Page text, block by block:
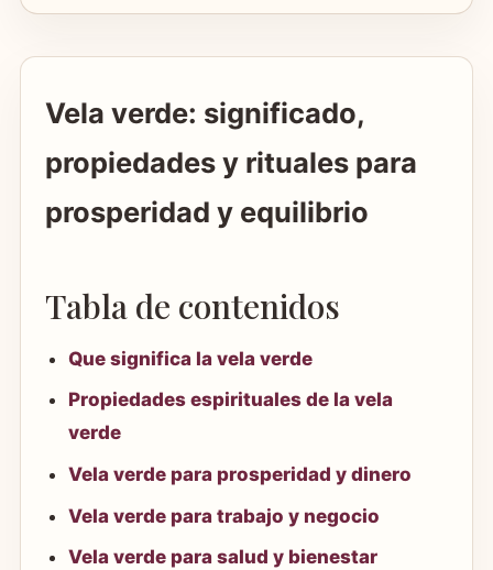
Vela verde: significado,
propiedades y rituales para
prosperidad y equilibrio
Tabla de contenidos
Que significa la vela verde
Propiedades espirituales de la vela
verde
Vela verde para prosperidad y dinero
Vela verde para trabajo y negocio
Vela verde para salud y bienestar